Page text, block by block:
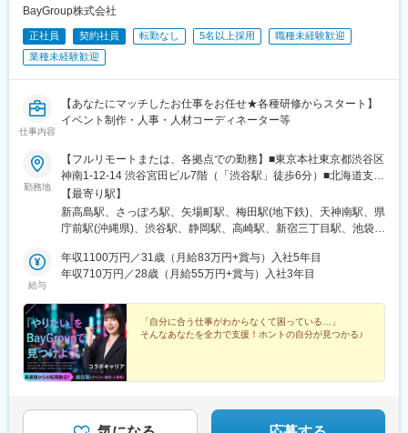
BayGroup株式会社
正社員 契約社員 転勤なし 5名以上採用
職種未経験歓迎
業種未経験歓迎
仕事内容
【あなたにマッチしたお仕事をお任せ★各種研修からスタート】
イベント制作・人事・人材コーディネーター等
勤務地
【フルリモートまたは、各拠点での勤務】■東京本社東京都渋谷区
神南1-12-14 渋谷宮田ビル7階（「渋谷駅」徒歩6分）■北海道支店
北海道札幌市中央区北4条西1-1-7 MMS札幌駅前ビル2階（「札幌
駅」徒歩3分）■横浜支店神奈川県横浜市港北区新横浜2-5-14 Wise
Next新横浜3階（「新横浜駅」徒歩4分）■厚木支店神奈川県厚木
高崎支社群馬県高崎市栄町3-11 高崎バナーズビル3階（「高崎
駅」東口徒歩3分）■静岡支店静岡県静岡市葵区紺屋町17-1 葵タワ
区栄3-15-33 栄ガスビル13階（「栄駅」徒歩5分）■大阪支店大阪
府大阪市北区角田町8-1 大阪梅田ツインタワーズ・ノース19階
（「大阪駅」徒歩2分）■福岡支店福岡県福岡市中央区天神1-4-1
西日本新聞会館16階（「天神南駅」徒歩3分）■沖縄支店沖縄県那
覇市久米2-3-15 JR九州那覇ビル5階（「県庁前駅」徒歩4分）
【最寄り駅】
新高島駅、さっぽろ駅、矢場町駅、梅田駅(地下鉄)、天神南駅、県
庁前駅(沖縄県)、渋谷駅、静岡駅、高崎駅、新宿三丁目駅、池袋
浜駅、京急川崎駅、座間駅、上溝駅、藤沢駅、海老名駅(相模線)、
大宮駅(埼玉県)、浦和駅、さいたま新都心駅、川口元郷駅、上尾
駅、松戸駅、愛宕駅(千葉県)、国府台駅、水戸駅、つくば駅、勝田
駅、伊勢崎駅、前橋駅、世良田駅、桐生駅、宇都宮駅、栃木駅、
小山駅、札幌駅、旭川駅、函館駅、小樽駅、千歳駅(北海道)、青森
駅、一ノ関駅、遠野駅、久慈駅、水沢駅、秋田駅、横手駅、あお
ば通駅、泉中央駅、古川駅、気仙沼駅、蔵王駅、山形駅、寒河江
島県)、郡山富田駅、白河駅、国際センター駅、豊橋駅、豊川駅、
岡崎駅、安城駅、浜松駅、新静岡駅、沼津駅、富士駅、三島駅、
給与
年収1100万円／31歳（月給83万円+賞与）入社5年目
年収710万円／28歳（月給55万円+賞与）入社3年目
「自分に合う仕事がわからなくて困っている…」
そんなあなたを全力で支援！ホントの自分が見つかる♪